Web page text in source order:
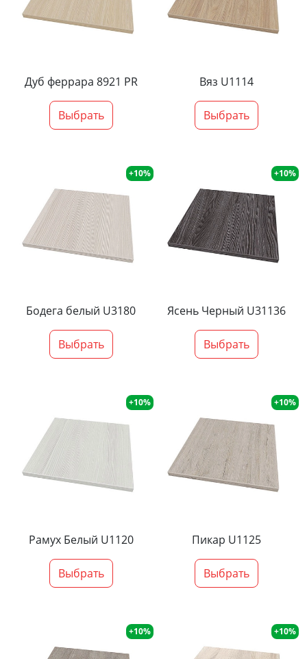
Дуб феррара 8921 PR
Выбрать
Вяз U1114
Выбрать
+10%
Бодега белый U3180
Выбрать
+10%
Ясень Черный U31136
Выбрать
+10%
Рамух Белый U1120
Выбрать
+10%
Пикар U1125
Выбрать
+10% +10%